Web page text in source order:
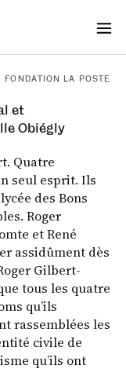
et
Obiégly
FONDATION LA POSTE
Quatre
seul esprit. Ils
des Bons
Roger
et René
assidûment dès
Gilbert-
tous les quatre
qu’ils
rassemblées les
civile de
qu’ils ont